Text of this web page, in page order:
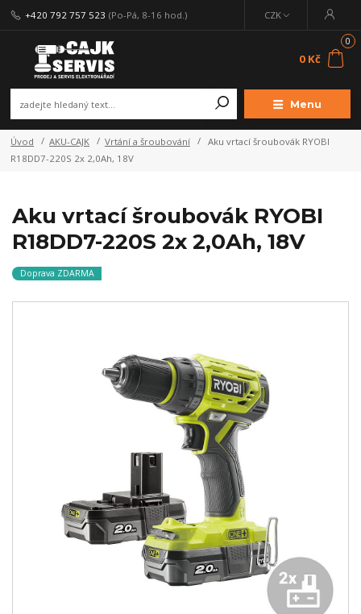
Menu
CZK
+420 792 757 523 (Po-Pá, 8-16 hod.)
0
0 Kč
Úvod AKU-CAJK Vrtání a šroubování
Aku vrtací šroubovák RYOBI
R18DD7-220S 2x 2,0Ah, 18V
Aku vrtací šroubovák RYOBI
R18DD7-220S 2x 2,0Ah, 18V
Doprava ZDARMA